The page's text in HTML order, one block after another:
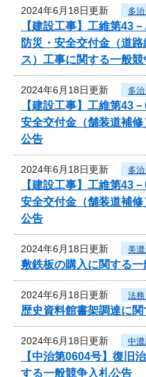
2024年6月18日更新 多
【建設工事】工維第
防災・安全交付金（道
ス）工事に関する一般
2024年6月18日更新 多
【建設工事】工維第
安全交付金（舗装道補
公告
2024年6月18日更新 多
【建設工事】工維第
安全交付金（舗装道補
公告
2024年6月18日更新 美
敷鉄板の購入に関する
2024年6月18日更新 法
歴史資料館書架調達に
2024年6月18日更新 中
【中治第0604号】復
する一般競争入札公告